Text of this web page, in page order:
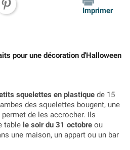
Imprimer
pour une décoration d'Halloween
squelettes en plastique de 15
des squelettes bougent, une
de les accrocher. Ils
table le soir du 31 octobre ou
une maison, un appart ou un bar